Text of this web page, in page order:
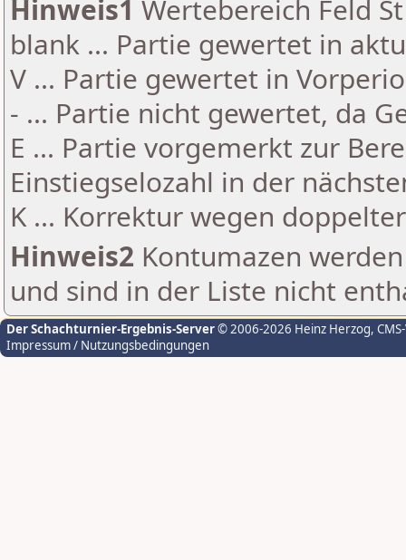
Hinweis1 Wertebereich Feld
blank ... Partie gewertet in
V ... Partie gewertet in
- ... Partie nicht gewertet, da
E ... Partie vorgemerkt zur
Einstiegselozahl in der
K ... Korrektur wegen
Hinweis2 Kontumazen
und sind in der Liste nicht
Der Schachturnier-Ergebnis-Server© 2006-2026 Heinz Herzog,
Impressum / Nutzungsbedingungen